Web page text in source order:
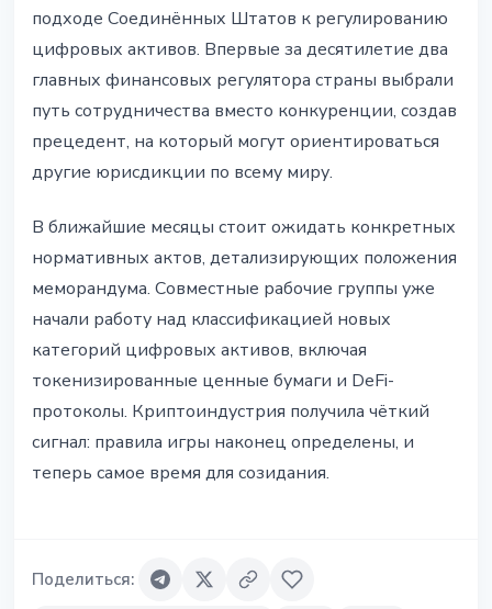
подходе Соединённых Штатов к регулированию
цифровых активов. Впервые за десятилетие два
главных финансовых регулятора страны выбрали
путь сотрудничества вместо конкуренции, создав
прецедент, на который могут ориентироваться
другие юрисдикции по всему миру.
В ближайшие месяцы стоит ожидать конкретных
нормативных актов, детализирующих положения
меморандума. Совместные рабочие группы уже
начали работу над классификацией новых
категорий цифровых активов, включая
токенизированные ценные бумаги и DeFi-
протоколы. Криптоиндустрия получила чёткий
сигнал: правила игры наконец определены, и
теперь самое время для созидания.
Поделиться: